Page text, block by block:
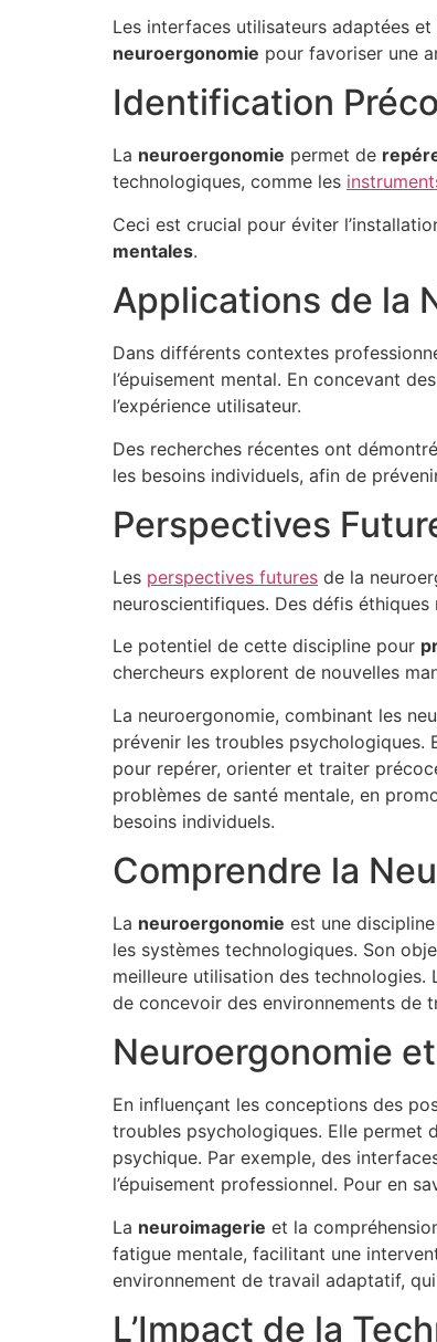
Les interfaces utilisateurs adaptées
neuroergonomie pour favoriser une
Identification
La neuroergonomie permet de
technologiques, comme les
Ceci est crucial pour éviter
mentales.
Applications de la
Dans différents contextes
l’épuisement mental. En concevant
l’expérience utilisateur.
Des recherches récentes ont
les besoins individuels, afin de
Perspectives
Les perspectives futures de la
neuroscientifiques. Des défis
Le potentiel de cette discipline pour
chercheurs explorent de nouvelles
La neuroergonomie, combinant les
prévenir les troubles psychologiques.
pour repérer, orienter et traiter
problèmes de santé mentale, en
besoins individuels.
Comprendre la
La neuroergonomie est une discipline
les systèmes technologiques. Son
meilleure utilisation des technologies.
de concevoir des environnements de
Neuroergonomie
En influençant les conceptions des
troubles psychologiques. Elle permet
psychique. Par exemple, des
l’épuisement professionnel. Pour en
La neuroimagerie et la
fatigue mentale, facilitant une
environnement de travail adaptatif,
L’Impact de la